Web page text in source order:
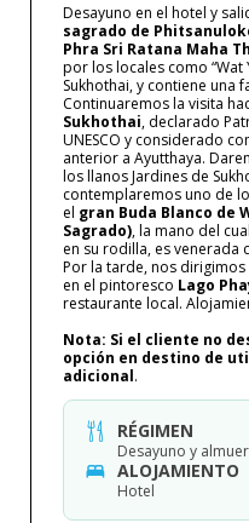
Desayuno en el hotel y
sagrado de
Phra Sri Ratana Maha
por los locales como “Wat
Sukhothai, y contiene una
Continuaremos la visita
Sukhothai, declarado
UNESCO y considerado
anterior a Ayutthaya.
los llanos Jardines de
contemplaremos uno de
el gran Buda Blanco de
Sagrado), la mano del
en su rodilla, es venerada
Por la tarde, nos
en el pintoresco Lago
restaurante local.
Nota: Si el cliente no
opción en destino de
adicional.
RÉGIMEN
Desayuno y
ALOJAMIENTO
Hotel